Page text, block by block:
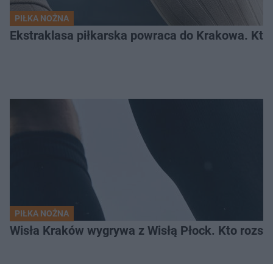
PIŁKA NOŻNA
Ekstraklasa piłkarska powraca do Krakowa.
PIŁKA NOŻNA
Wisła Kraków wygrywa z Wisłą Płock. Kto